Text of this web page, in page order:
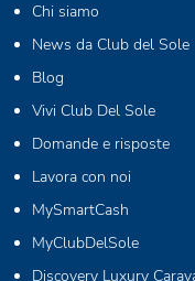
Chi siamo
News da Club del Sole
Blog
Vivi Club Del Sole
Domande e risposte
Lavora con noi
MySmartCash
MyClubDelSole
Discovery Luxury